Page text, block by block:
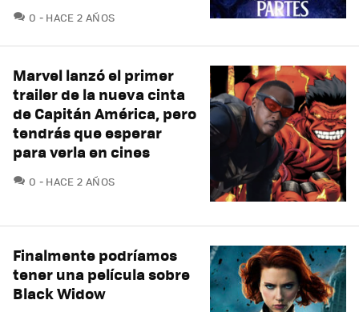
0 COMENTARIOS
HACE 2 AÑOS
Marvel lanzó el primer
trailer de la nueva cinta
de Capitán América, pero
tendrás que esperar
para verla en cines
0 COMENTARIOS
HACE 2 AÑOS
Finalmente podríamos
tener una película sobre
Black Widow